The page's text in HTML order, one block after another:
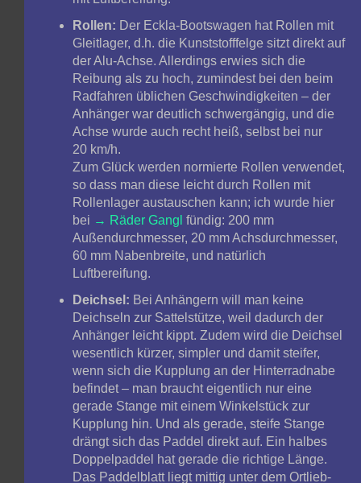
Rollen: Der Eckla-Bootswagen hat Rollen mit
Gleitlager, d.h. die Kunststofffelge sitzt direkt auf
der Alu-Achse. Allerdings erwies sich die
Reibung als zu hoch, zumindest bei den beim
Radfahren üblichen Geschwindigkeiten – der
Anhänger war deutlich schwergängig, und die
Achse wurde auch recht heiß, selbst bei nur
20 km/h.
Zum Glück werden normierte Rollen verwendet,
so dass man diese leicht durch Rollen mit
Rollenlager austauschen kann; ich wurde hier
bei
Räder Gangl fündig: 200 mm
Außendurchmesser, 20 mm Achsdurchmesser,
60 mm Nabenbreite, und natürlich
Luftbereifung.
Deichsel: Bei Anhängern will man keine
Deichseln zur Sattelstütze, weil dadurch der
Anhänger leicht kippt. Zudem wird die Deichsel
wesentlich kürzer, simpler und damit steifer,
wenn sich die Kupplung an der Hinterradnabe
befindet – man braucht eigentlich nur eine
gerade Stange mit einem Winkelstück zur
Kupplung hin. Und als gerade, steife Stange
drängt sich das Paddel direkt auf. Ein halbes
Doppelpaddel hat gerade die richtige Länge.
Das Paddelblatt liegt mittig unter dem Ortlieb-